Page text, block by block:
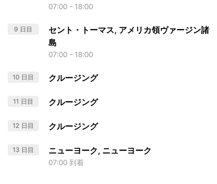
07:00 - 18:00
9 日目
セント・トーマス, アメリカ領ヴァージン諸
島
07:00 - 18:00
10 日目 クルージング
11 日目 クルージング
12 日目 クルージング
13 日目 ニューヨーク, ニューヨーク
07:00 到着